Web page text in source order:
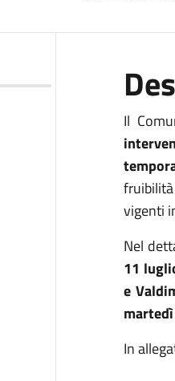
Il
vigenti
Nel
11
e
In